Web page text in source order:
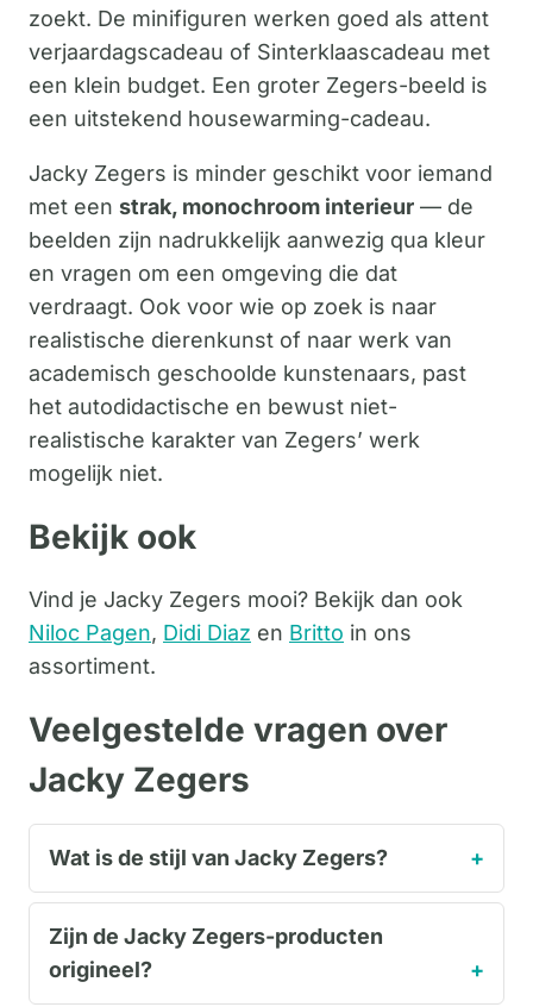
zoekt. De minifiguren werken goed als attent
verjaardagscadeau of Sinterklaascadeau met
een klein budget. Een groter Zegers-beeld is
een uitstekend housewarming-cadeau.
Jacky Zegers is minder geschikt voor iemand
met een strak, monochroom interieur — de
beelden zijn nadrukkelijk aanwezig qua kleur
en vragen om een omgeving die dat
verdraagt. Ook voor wie op zoek is naar
realistische dierenkunst of naar werk van
academisch geschoolde kunstenaars, past
het autodidactische en bewust niet-
realistische karakter van Zegers’ werk
mogelijk niet.
Bekijk ook
Vind je Jacky Zegers mooi? Bekijk dan ook
Niloc Pagen, Didi Diaz en Britto in ons
assortiment.
Veelgestelde vragen over
Jacky Zegers
Wat is de stijl van Jacky Zegers?
Zijn de Jacky Zegers-producten
origineel?